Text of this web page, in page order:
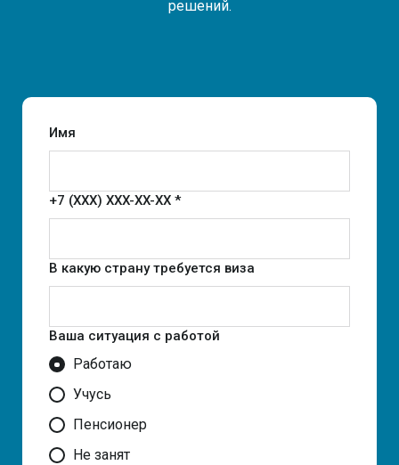
решений.
Имя
+7 (XXX) XXX-XX-XX *
В какую страну требуется виза
Ваша ситуация с работой
Работаю
Учусь
Пенсионер
Не занят